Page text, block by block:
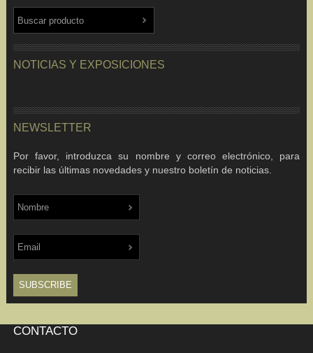
NOTICIAS Y EXPOSICIONES
NEWSLETTER
Por favor, introduzca su nombre y correo electrónico, para
recibir las últimas novedades y nuestro boletín de noticias.
CONTACTO